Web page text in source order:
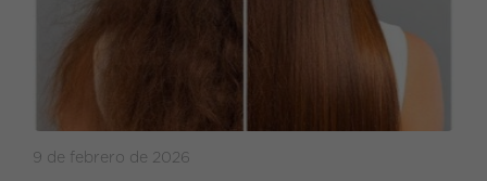
9 de febrero de 2026